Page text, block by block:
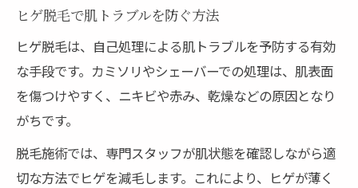
ヒゲ脱毛で肌トラブルを防ぐ方法
ヒゲ脱毛は、自己処理による肌トラブルを予防する有効
な手段です。カミソリやシェーバーでの処理は、肌表面
を傷つけやすく、ニキビや赤み、乾燥などの原因となり
がちです。
脱毛施術では、専門スタッフが肌状態を確認しながら適
切な方法でヒゲを減毛します。これにより、ヒゲが薄く